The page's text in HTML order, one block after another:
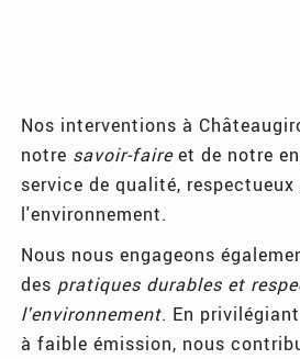
Nos interventions à
notre savoir-faireet de notre
service de qualité, respectueux
l'environnement.
Nous nous engageons
des pratiques durables et
l'environnement. En
à faible émission, nous